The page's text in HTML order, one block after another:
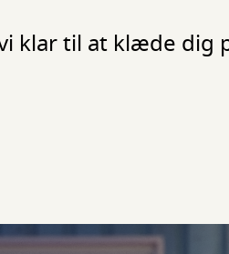
klar til at klæde dig